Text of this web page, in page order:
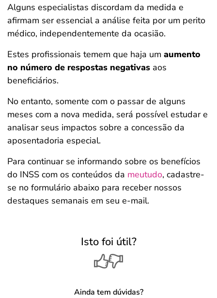
Alguns especialistas discordam da medida e
afirmam ser essencial a análise feita por um perito
médico, independentemente da ocasião.
Estes profissionais temem que haja um aumento
no número de respostas negativas aos
beneficiários.
No entanto, somente com o passar de alguns
meses com a nova medida, será possível estudar e
analisar seus impactos sobre a concessão da
aposentadoria especial.
Para continuar se informando sobre os benefícios
do INSS com os conteúdos da meutudo, cadastre-
se no formulário abaixo para receber nossos
destaques semanais em seu e-mail.
Isto foi útil?
Ainda tem dúvidas?